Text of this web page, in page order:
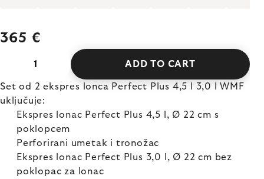
365 €
ADD TO CART
Set od 2 ekspres lonca Perfect Plus 4,5 l 3,0 l WMF
uključuje:
Ekspres lonac Perfect Plus 4,5 l, Ø 22 cm s
poklopcem
Perforirani umetak i tronožac
Ekspres lonac Perfect Plus 3,0 l, Ø 22 cm bez
poklopac za lonac